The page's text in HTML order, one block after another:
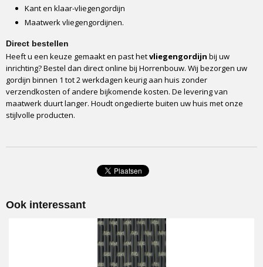
Kant en klaar-vliegengordijn
Maatwerk vliegengordijnen.
Direct bestellen
Heeft u een keuze gemaakt en past hetvliegengordijn bij uw
inrichting? Bestel dan direct online bij Horrenbouw. Wij bezorgen uw
gordijn binnen 1 tot 2 werkdagen keurig aan huis zonder
verzendkosten of andere bijkomende kosten. De levering van
maatwerk duurt langer. Houdt ongedierte buiten uw huis met onze
stijlvolle producten.
Ook interessant